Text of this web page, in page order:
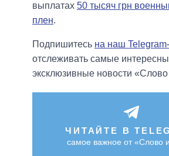
выплатах 50 тысяч грн
плен.
Подпишитесь на наш
отслеживать самые
эксклюзивные новости
ЧИТАЙТЕ В
самое важное от «Слово